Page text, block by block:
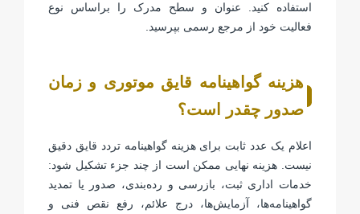
استفاده کنید. عنوان و سطح مدرک را براساس نوع
فعالیت خود از مرجع رسمی بپرسید.
هزینه گواهینامه قایق موتوری و زمان
صدور چقدر است؟
اعلام یک عدد ثابت برای هزینه گواهینامه تردد قایق دقیق
نیست. هزینه نهایی ممکن است از چند جزء تشکیل شود:
خدمات اداری ثبت، بازرسی و رده‌بندی، صدور یا تمدید
گواهینامه‌ها، آزمایش‌ها، درج علائم، رفع نقص فنی و